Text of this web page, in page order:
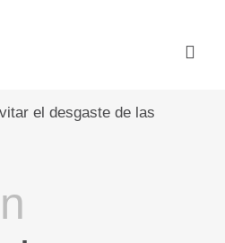
el desgaste de las